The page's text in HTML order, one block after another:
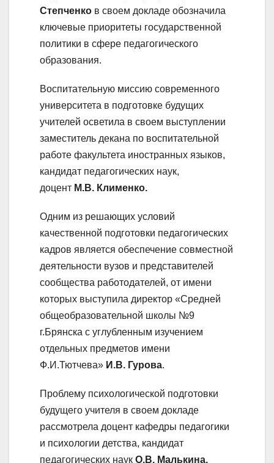
Степченко в своем докладе обозначила
ключевые приоритеты государственной
политики в сфере педагогического
образования.
Воспитательную миссию современного
университета в подготовке будущих
учителей осветила в своем выступлении
заместитель декана по воспитательной
работе факультета иностранных языков,
кандидат педагогических наук,
доцент М.В. Клименко.
Одним из решающих условий
качественной подготовки педагогических
кадров является обеспечение совместной
деятельности вузов и представителей
сообщества работодателей, от имени
которых выступила директор «Средней
общеобразовательной школы №9
г.Брянска с углубленным изучением
отдельных предметов имени
Ф.И.Тютчева» И.В. Гурова.
Проблему психологической подготовки
будущего учителя в своем докладе
рассмотрела доцент кафедры педагогики
и психологии детства, кандидат
педагогических наук О.В. Малькина.